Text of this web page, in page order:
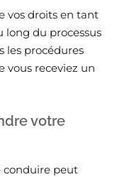
vos droits en tant
long du processus
les procédures
vous receviez un
votre
conduire peut